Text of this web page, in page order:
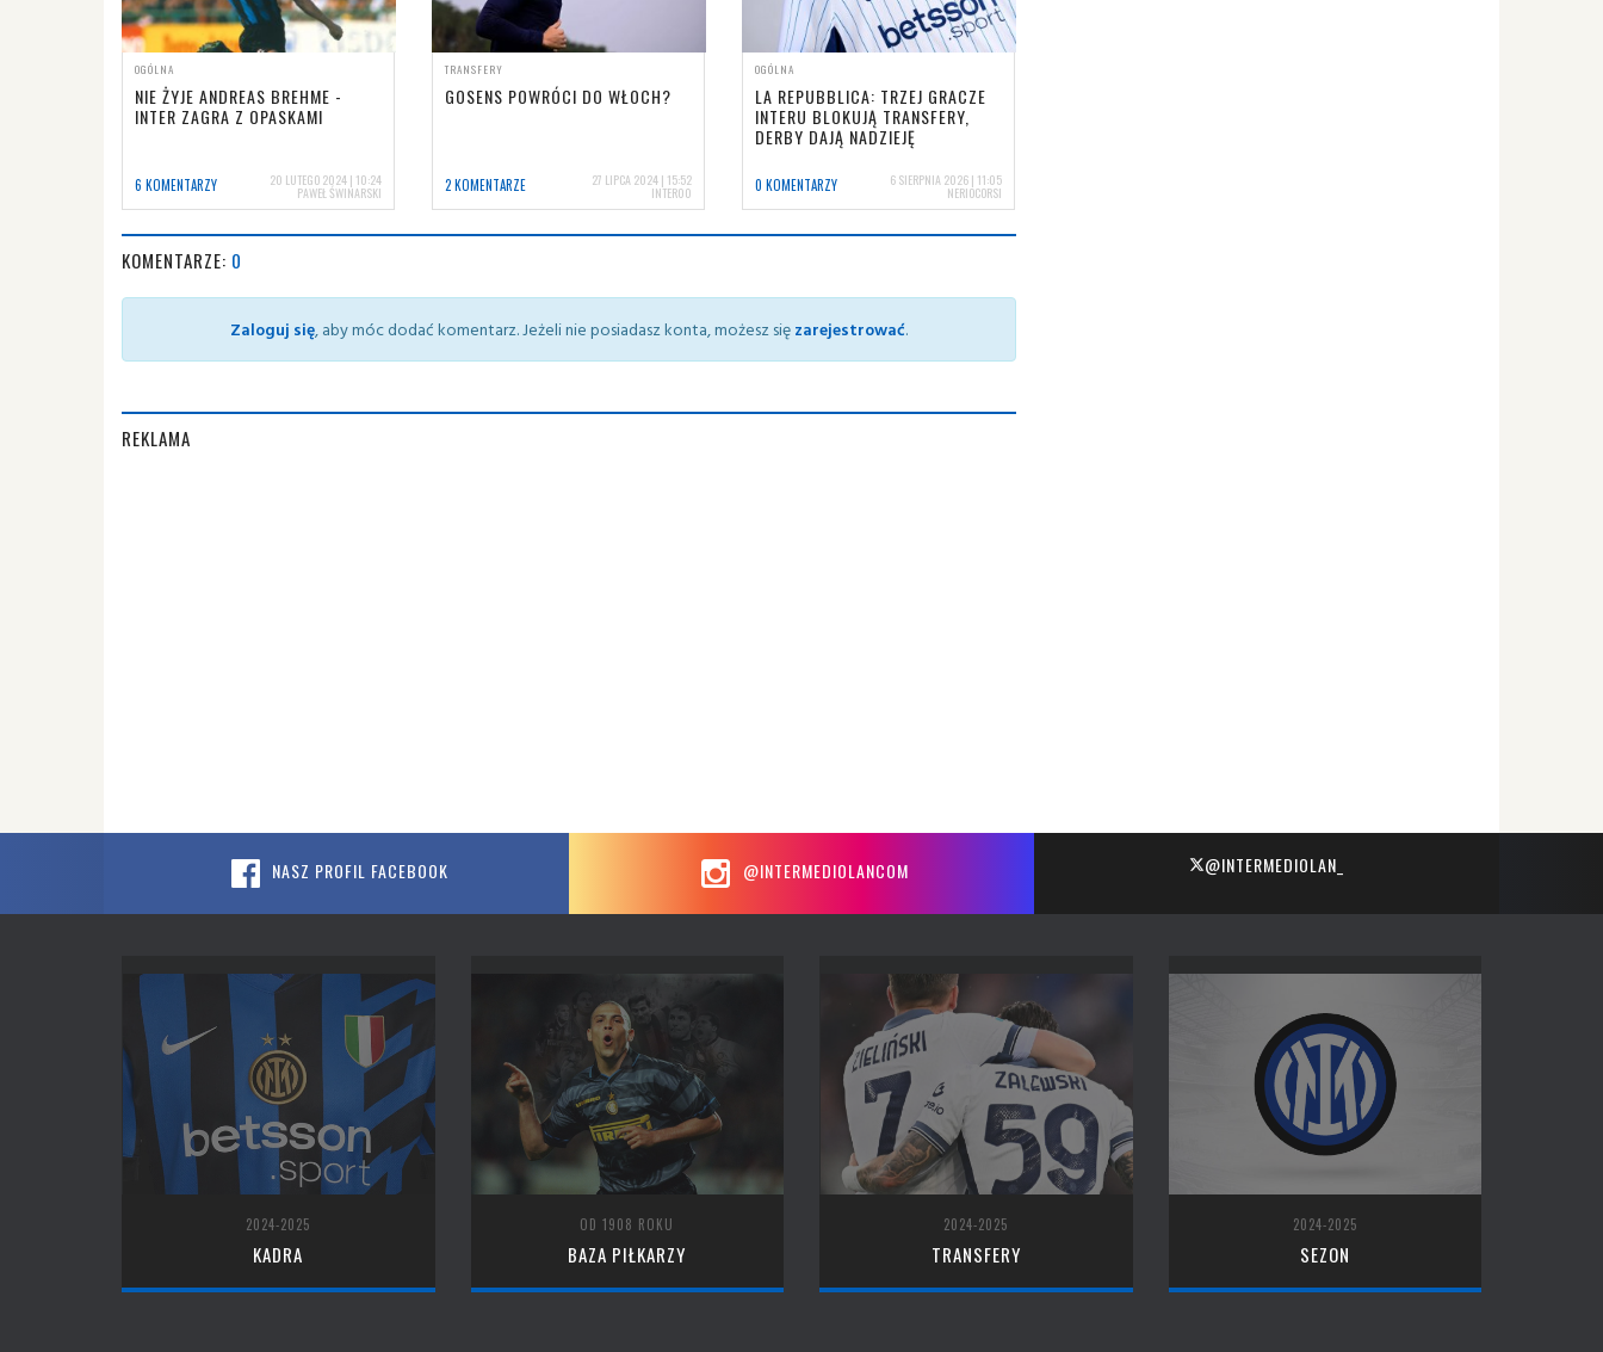
OGÓLNA
NIE ŻYJE ANDREAS BREHME -
INTER ZAGRA Z OPASKAMI
6 KOMENTARZY 20 LUTEGO 2024 | 10:24
PAWEŁ ŚWINARSKI
TRANSFERY
GOSENS POWRÓCI DO WŁOCH?
2 KOMENTARZE 27 LIPCA 2024 | 15:52
INTER00
OGÓLNA
LA REPUBBLICA: TRZEJ GRACZE
INTERU BLOKUJĄ TRANSFERY,
DERBY DAJĄ NADZIEJĘ
0 KOMENTARZY 6 SIERPNIA 2026 | 11:05
NERIOCORSI
KOMENTARZE: 0
Zaloguj się, aby móc dodać komentarz. Jeżeli nie posiadasz konta, możesz sięzarejestrować.
REKLAMA
NASZ PROFIL FACEBOOK @INTERMEDIOLANCOM @INTERMEDIOLAN_
2024-2025
KADRA
OD 1908 ROKU
BAZA PIŁKARZY
2024-2025
TRANSFERY
2024-2025
SEZON